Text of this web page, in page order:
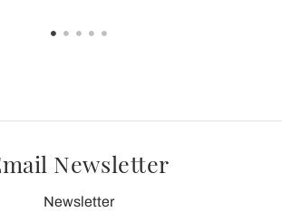
Newsletter
Newsletter